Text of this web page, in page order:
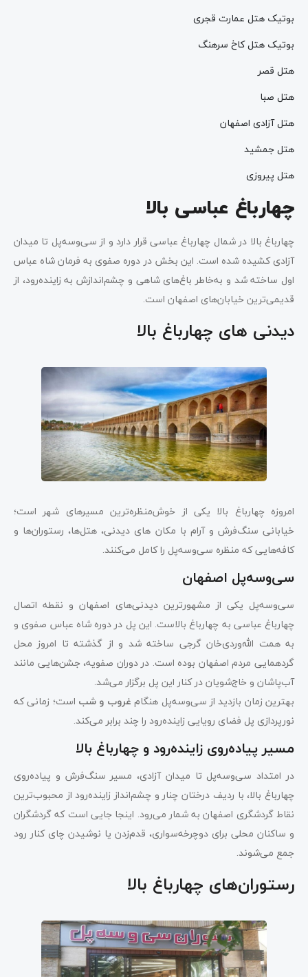
بوتیک هتل عمارت قجری
بوتیک هتل کاخ سرهنگ
هتل قصر
هتل صبا
هتل آزادی اصفهان
هتل جمشید
هتل پیروزی
چهارباغ عباسی بالا
چهارباغ بالا در شمال چهارباغ عباسی قرار دارد و از سی‌وسه‌پل تا میدان
آزادی کشیده شده است. این بخش در دوره صفوی به فرمان شاه عباس
اول ساخته شد و به‌خاطر باغ‌های شاهی و چشم‌اندازش به زاینده‌رود، از
قدیمی‌ترین خیابان‌های اصفهان است.
دیدنی‌‌ های چهارباغ بالا
امروزه چهارباغ بالا یکی از خوش‌منظره‌ترین مسیرهای شهر است؛
خیابانی سنگ‌فرش و آرام با مکان های دیدنی، هتل‌ها، رستوران‌ها و
کافه‌هایی که منظره سی‌وسه‌پل را کامل می‌کنند.
سی‌وسه‌پل اصفهان
سی‌وسه‌پل یکی از مشهورترین دیدنی‌های اصفهان و نقطه اتصال
چهارباغ عباسی به چهارباغ بالاست. این پل در دوره شاه عباس صفوی و
به همت الله‌وردی‌خان گرجی ساخته شد و از گذشته تا امروز محل
گردهمایی مردم اصفهان بوده است. در دوران صفویه، جشن‌هایی مانند
آب‌پاشان و خاج‌شویان در کنار این پل برگزار می‌شد.
بهترین زمان بازدید از سی‌وسه‌پل هنگام غروب و شب است؛ زمانی که
نورپردازی پل فضای رویایی زاینده‌رود را چند برابر می‌کند.
مسیر پیاده‌روی زاینده‌رود و چهارباغ بالا
در امتداد سی‌وسه‌پل تا میدان آزادی، مسیر سنگ‌فرش و پیاده‌روی
چهارباغ بالا، با ردیف درختان چنار و چشم‌انداز زاینده‌رود از محبوب‌ترین
نقاط گردشگری اصفهان به شمار می‌رود. اینجا جایی است که گردشگران
و ساکنان محلی برای دوچرخه‌سواری، قدم‌زدن یا نوشیدن چای کنار رود
جمع می‌شوند.
رستوران‌های چهارباغ بالا